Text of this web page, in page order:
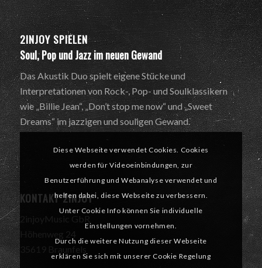
2INJOY SPIELEN
Soul, Pop und Jazz im neuen Gewand
Das Akustik Duo spielt eigene Stücke und
Interpretationen von Rock-, Pop- und Soulklassikern
wie „Billie Jean“, „Don’t stop me now“ und „Sweet
Dreams“ im jazzigen und souligen Gewand.
KONTAKT 2INJOY
2injoyMusic GbR
35619 Braunfels
Diese Webseite verwendet Cookies. Cookies
werden für Videoeinbindungen, zur
Benutzerführung und Webanalyse verwendet und
helfen dabei, diese Webseite zu verbessern.
Unter Cookie Info können Sie individuelle
Einstellungen vornehmen.
Durch die weitere Nutzung dieser Webseite
erklären Sie sich mit unserer Cookie Regelung